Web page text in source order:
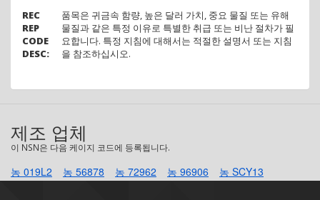
REC
REP
CODE
DESC:
품목은 귀금속 함량, 높은 달러 가치, 중요 물질 또는 유해
물질과 같은 특정 이유로 특별한 취급 또는 비난 절차가 필
요합니다. 특정 지침에 대해서는 적절한 설명서 또는 지침
을 참조하십시오.
제조 업체
이 NSN은 다음 케이지 코드에 등록됩니다.
농 019L2 농 56878 농 72962 농 96906 농 SCY13